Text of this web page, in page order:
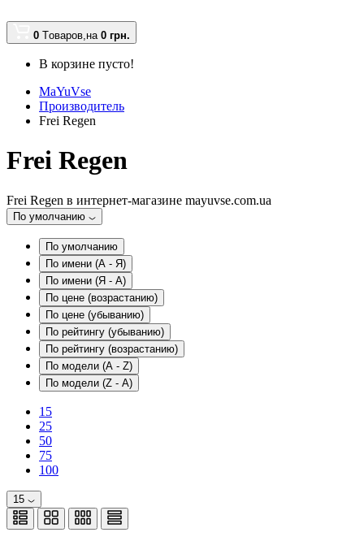
0 Tоваров,на 0 грн.
В корзине пусто!
MaYuVse
Производитель
Frei Regen
Frei Regen
Frei Regen в интернет-магазине mayuvse.com.ua
По умолчанию
По умолчанию
По имени (A - Я)
По имени (Я - A)
По цене (возрастанию)
По цене (убыванию)
По рейтингу (убыванию)
По рейтингу (возрастанию)
По модели (A - Z)
По модели (Z - A)
15
25
50
75
100
15